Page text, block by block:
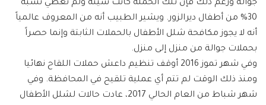
جوالة ورغم ذلك فإن تلك الحملة كانت سيئة ولم تغطي نسبة
30% من أطفال ديرالزور. ويشير الطبيب أنه من المعروف عالمياً
أنه لا يجوز مكافحة شلل الأطفال بالحملات الثابتة وإنما حصراً
بحملات جوالة من منزل إلى منزل.
وفي شهر تموز 2016 أوقف تنظيم داعش حملات اللقاح نهائيا
ومنذ ذلك الوقت لم تتم أي عملية تلقيح في المحافظة. وفي
شهر شباط من العام الحالي 2017، عادت حالات لشلل الأطفال